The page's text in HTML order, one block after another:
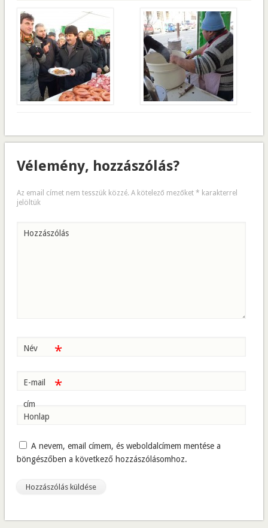
Vélemény, hozzászólás?
Az email címet nem tesszük közzé. A kötelező mezőket * karakterrel
jelöltük
Hozzászólás
Név *
E-mail
cím
*
Honlap
A nevem, email címem, és weboldalcímem mentése a
böngészőben a következő hozzászólásomhoz.